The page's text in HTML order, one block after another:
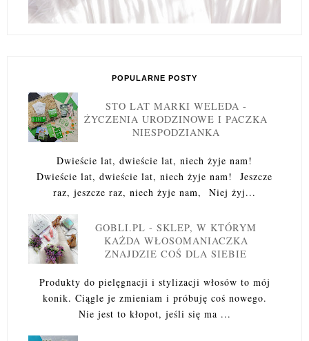
POPULARNE POSTY
STO LAT MARKI WELEDA -
ŻYCZENIA URODZINOWE I PACZKA
NIESPODZIANKA
Dwieście lat, dwieście lat, niech żyje nam!
Dwieście lat, dwieście lat, niech żyje nam! Jeszcze
raz, jeszcze raz, niech żyje nam, Niej żyj...
GOBLI.PL - SKLEP, W KTÓRYM
KAŻDA WŁOSOMANIACZKA
ZNAJDZIE COŚ DLA SIEBIE
Produkty do pielęgnacji i stylizacji włosów to mój
konik. Ciągle je zmieniam i próbuję coś nowego.
Nie jest to kłopot, jeśli się ma ...